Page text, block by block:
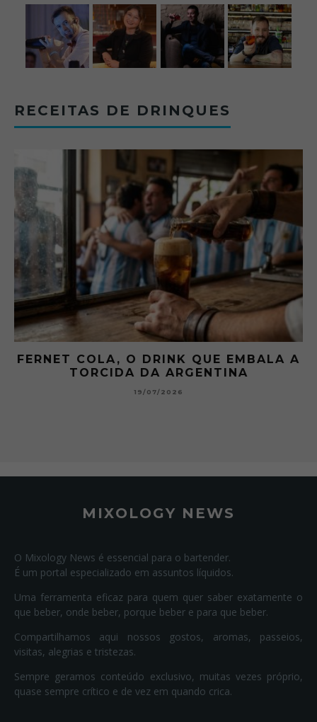
RECEITAS DE DRINQUES
FERNET COLA, O DRINK QUE EMBALA A
TORCIDA DA ARGENTINA
19/07/2026
MIXOLOGY NEWS
O Mixology News é essencial para o bartender.
É um portal especializado em assuntos líquidos.
Uma ferramenta eficaz para quem quer saber exatamente o
que beber, onde beber, porque beber e para que beber.
Compartilhamos aqui nossos gostos, aromas, passeios,
visitas, alegrias e tristezas.
Sempre geramos conteúdo exclusivo, muitas vezes próprio,
quase sempre crítico e de vez em quando crica.